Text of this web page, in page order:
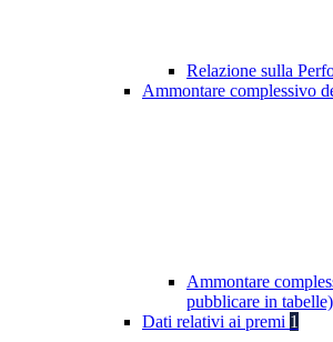
Relazione sulla
Ammontare complessivo
Ammontare
pubblicare in tabelle)
Dati relativi ai premi 1